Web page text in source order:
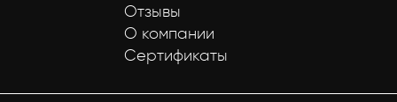
Отзывы
О компании
Сертификаты